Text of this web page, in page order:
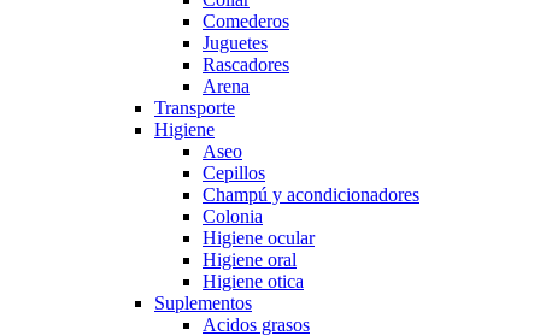
Comederos
Juguetes
Rascadores
Arena
Transporte
Higiene
Aseo
Cepillos
Champú y acondicionadores
Colonia
Higiene ocular
Higiene oral
Higiene otica
Suplementos
Acidos grasos